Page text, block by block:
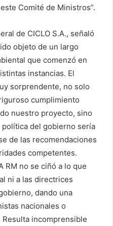
Comité de Ministros”.
de CICLO S.A., señaló
objeto de un largo
que comenzó en
instancias. El
sorprendente, no solo
cumplimiento
nuestro proyecto, sino
del gobierno sería
de las recomendaciones
competentes.
RM no se ciñó a lo que
ni a las directrices
dando una
nacionales o
incomprensible